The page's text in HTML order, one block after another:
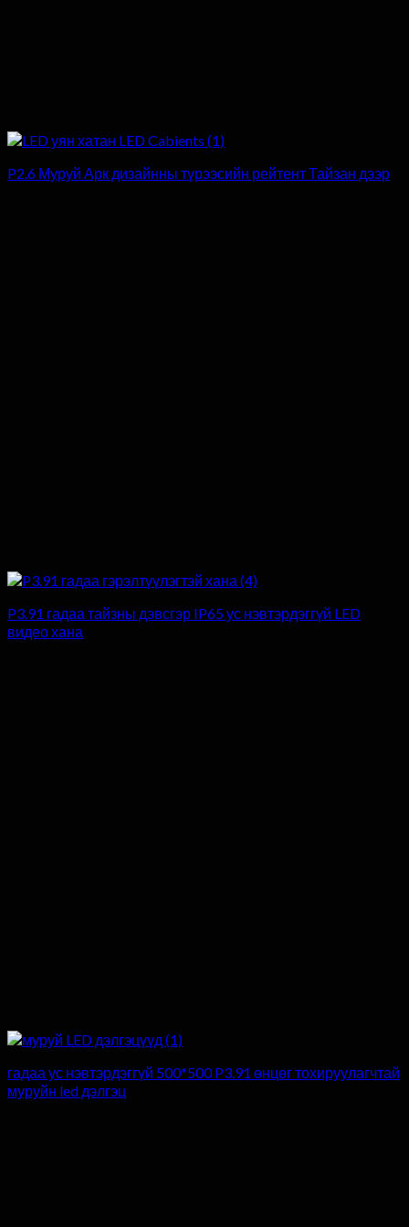
P2.6 Муруй Арк дизайнны түрээсийн рейтент Тайзан дээр
P3.91 гадаа тайзны дэвсгэр IP65 ус нэвтэрдэггүй LED
видео хана
гадаа ус нэвтэрдэггүй 500*500 P3.91 өнцөг тохируулагчтай
муруйн led дэлгэц